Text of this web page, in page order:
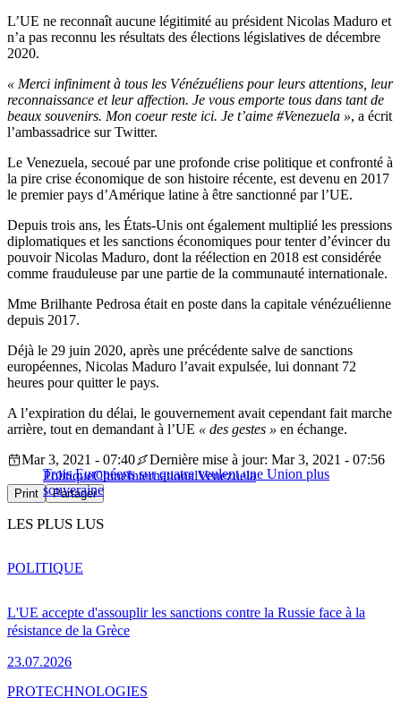
L’UE ne reconnaît aucune légitimité au président Nicolas Maduro et
n’a pas reconnu les résultats des élections législatives de décembre
2020.
« Merci infiniment à tous les Vénézuéliens pour leurs attentions, leur
reconnaissance et leur affection. Je vous emporte tous dans tant de
beaux souvenirs. Mon coeur reste ici. Je t’aime #Venezuela », a écrit
l’ambassadrice sur Twitter.
Le Venezuela, secoué par une profonde crise politique et confronté à
la pire crise économique de son histoire récente, est devenu en 2017
le premier pays d’Amérique latine à être sanctionné par l’UE.
Depuis trois ans, les États-Unis ont également multiplié les pressions
diplomatiques et les sanctions économiques pour tenter d’évincer du
pouvoir Nicolas Maduro, dont la réélection en 2018 est considérée
comme frauduleuse par une partie de la communauté internationale.
Mme Brilhante Pedrosa était en poste dans la capitale vénézuélienne
depuis 2017.
Déjà le 29 juin 2020, après une précédente salve de sanctions
européennes, Nicolas Maduro l’avait expulsée, lui donnant 72
heures pour quitter le pays.
A l’expiration du délai, le gouvernement avait cependant fait marche
arrière, tout en demandant à l’UE « des gestes » en échange.
Trois Européens sur quatre veulent une Union plus
souveraine
Mar 3, 2021 - 07:40
Dernière mise à jour: Mar 3, 2021 - 07:56
PolitiqueChineInternationalVenezuela
Print Partager
LES PLUS LUS
L'UE accepte d'assouplir les sanctions contre la Russie face à la
résistance de la Grèce
23.07.2026
POLITIQUE
PROTECHNOLOGIES